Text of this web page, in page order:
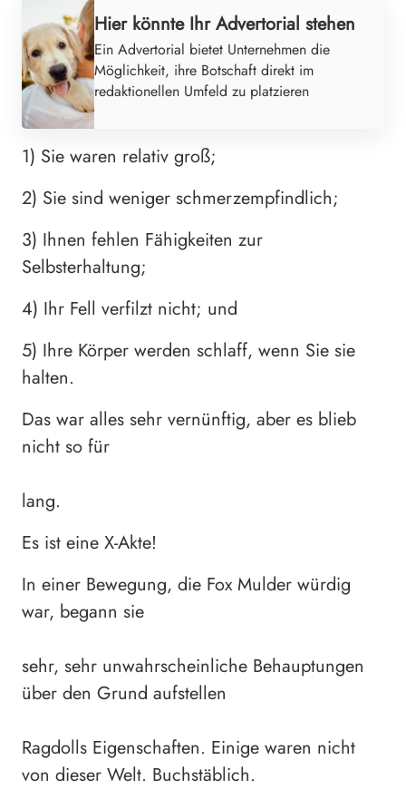
Hier könnte Ihr Advertorial stehen
Ein Advertorial bietet Unternehmen die
Möglichkeit, ihre Botschaft direkt im
redaktionellen Umfeld zu platzieren
1) Sie waren relativ groß;
2) Sie sind weniger schmerzempfindlich;
3) Ihnen fehlen Fähigkeiten zur
Selbsterhaltung;
4) Ihr Fell verfilzt nicht; und
5) Ihre Körper werden schlaff, wenn Sie sie
halten.
Das war alles sehr vernünftig, aber es blieb
nicht so für
lang.
Es ist eine X-Akte!
In einer Bewegung, die Fox Mulder würdig
war, begann sie
sehr, sehr unwahrscheinliche Behauptungen
über den Grund aufstellen
Ragdolls Eigenschaften. Einige waren nicht
von dieser Welt. Buchstäblich.